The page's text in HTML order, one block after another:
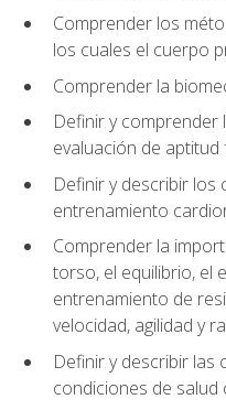
Comprender los
los cuales el cuerpo
Comprender la
Definir y comprender
evaluación de aptitud
Definir y describir los
entrenamiento
Comprender la
torso, el equilibrio, el
entrenamiento de
velocidad, agilidad y
Definir y describir las
condiciones de